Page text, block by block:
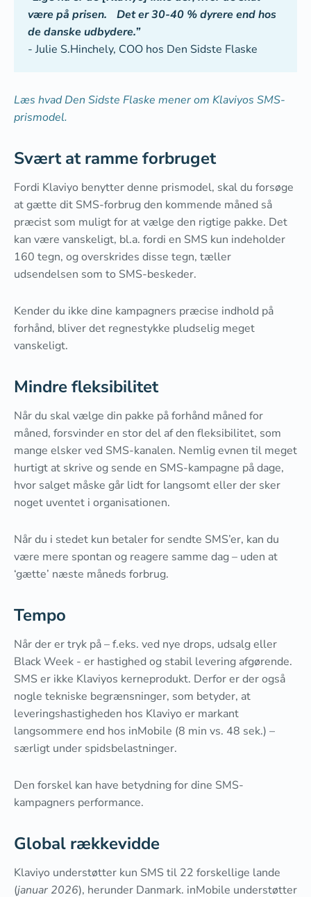
være på prisen. Det er 30-40 % dyrere end hos
de danske udbydere.”
- Julie S.Hinchely, COO hos Den Sidste Flaske
Læs hvad Den Sidste Flaske mener om Klaviyos SMS-
prismodel.
Svært at ramme forbruget
Fordi Klaviyo benytter denne prismodel, skal du forsøge
at gætte dit SMS-forbrug den kommende måned så
præcist som muligt for at vælge den rigtige pakke. Det
kan være vanskeligt, bl.a. fordi en SMS kun indeholder
160 tegn, og overskrides disse tegn, tæller
udsendelsen som to SMS-beskeder.
Kender du ikke dine kampagners præcise indhold på
forhånd, bliver det regnestykke pludselig meget
vanskeligt.
Mindre fleksibilitet
Når du skal vælge din pakke på forhånd måned for
måned, forsvinder en stor del af den fleksibilitet, som
mange elsker ved SMS-kanalen. Nemlig evnen til meget
hurtigt at skrive og sende en SMS-kampagne på dage,
hvor salget måske går lidt for langsomt eller der sker
noget uventet i organisationen.
Når du i stedet kun betaler for sendte SMS’er, kan du
være mere spontan og reagere samme dag – uden at
‘gætte’ næste måneds forbrug.
Tempo
Når der er tryk på – f.eks. ved nye drops, udsalg eller
Black Week - er hastighed og stabil levering afgørende.
SMS er ikke Klaviyos kerneprodukt. Derfor er der også
nogle tekniske begrænsninger, som betyder, at
leveringshastigheden hos Klaviyo er markant
langsommere end hos inMobile (8 min vs. 48 sek.) –
særligt under spidsbelastninger.
Den forskel kan have betydning for dine SMS-
kampagners performance.
Global rækkevidde
Klaviyo understøtter kun SMS til 22 forskellige lande
(januar 2026), herunder Danmark. inMobile understøtter